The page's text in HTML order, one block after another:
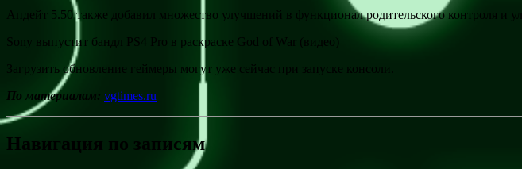
Апдейт 5.50 также добавил множество улучшений в функционал родительского контроля и
Sony выпустит бандл PS4 Pro в раскраске God of War (видео)
Загрузить обновление геймеры могут уже сейчас при запуске консоли.
По материалам: vgtimes.ru
Навигация по записям